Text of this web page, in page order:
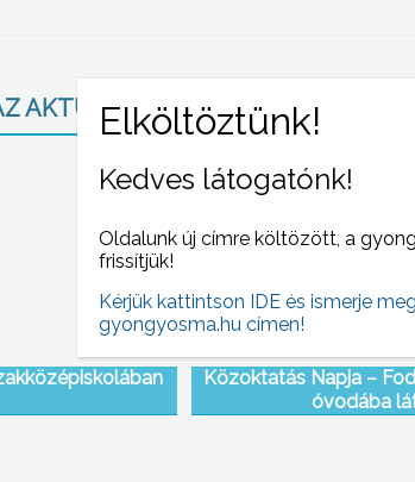
AKTUÁLIS NAPI HÍREI
Közoktatás Napja –
óvodába
Kedves látogatónk!
Oldalunk új címre költözött, a
frissítjük!
Kérjük kattintson IDE és ismerje
gyongyosma.hu címen!